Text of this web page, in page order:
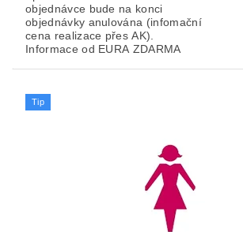
objednávce bude na konci
objednávky anulována (infomační
cena realizace přes AK).
Informace od EURA ZDARMA
Tip